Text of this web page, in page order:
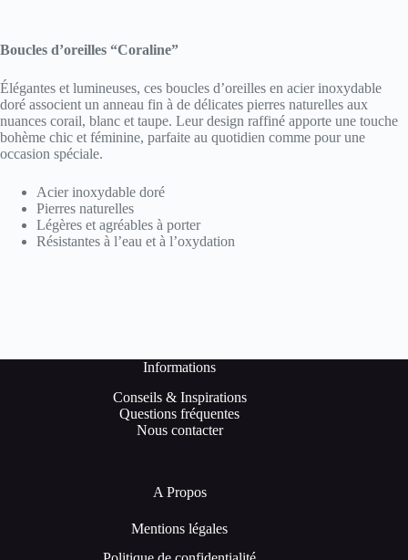
Boucles d’oreilles “Coraline”
Élégantes et lumineuses, ces boucles d’oreilles en acier inoxydable
doré associent un anneau fin à de délicates pierres naturelles aux
nuances corail, blanc et taupe. Leur design raffiné apporte une touche
bohème chic et féminine, parfaite au quotidien comme pour une
occasion spéciale.
Acier inoxydable doré
Pierres naturelles
Légères et agréables à porter
Résistantes à l’eau et à l’oxydation
Informations
Conseils & Inspirations
Questions fréquentes
Nous contacter
A Propos
Mentions légales